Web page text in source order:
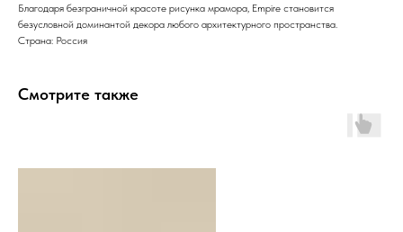
Благодаря безграничной красоте рисунка мрамора, Empire становится
безусловной доминантой декора любого архитектурного пространства.
Страна: Россия
Смотрите также